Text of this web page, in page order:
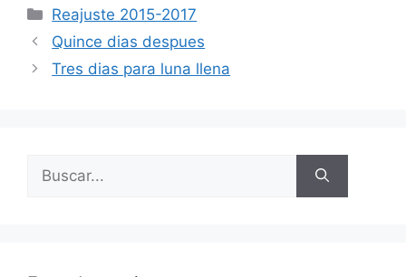
Categorías
Reajuste 2015-2017
Quince dias despues
Tres dias para luna llena